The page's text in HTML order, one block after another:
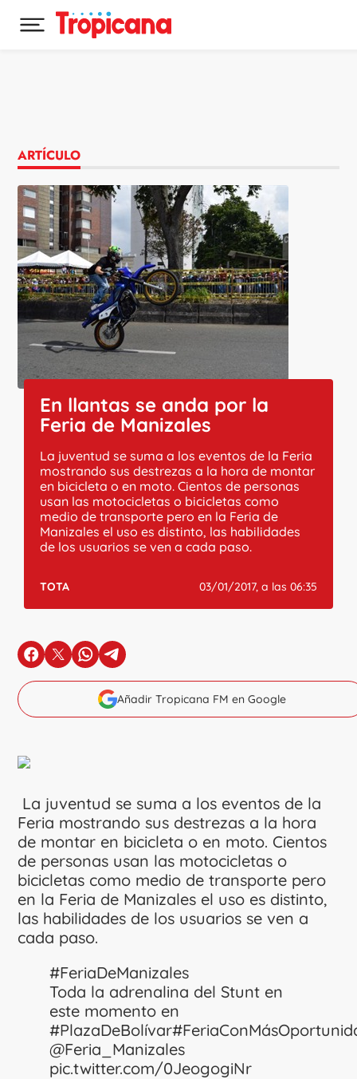
Desplegar menú principal
ARTÍCULO
En llantas se anda por la
Feria de Manizales
La juventud se suma a los eventos de la Feria
mostrando sus destrezas a la hora de montar
en bicicleta o en moto. Cientos de personas
usan las motocicletas o bicicletas como
medio de transporte pero en la Feria de
Manizales el uso es distinto, las habilidades
de los usuarios se ven a cada paso.
TOTA 03/01/2017, a las 06:35
en Facebook
en Xen Whatsapp
en Telegram
Añadir Tropicana FM en Google
La juventud se suma a los eventos de la
Feria mostrando sus destrezas a la hora
de montar en bicicleta o en moto. Cientos
de personas usan las motocicletas o
bicicletas como medio de transporte pero
en la Feria de Manizales el uso es distinto,
las habilidades de los usuarios se ven a
cada paso.
#FeriaDeManizales
Toda la adrenalina del Stunt en
este momento en
#PlazaDeBolívar
@Feria_Manizales
pic.twitter.com/0JeogogiNr